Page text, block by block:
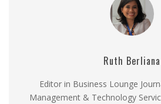
Ruth Berliana
Editor in Business Lounge
Management & Technology